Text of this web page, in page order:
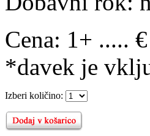
Cena: 1+ .....
*davek je
Izberi količino: